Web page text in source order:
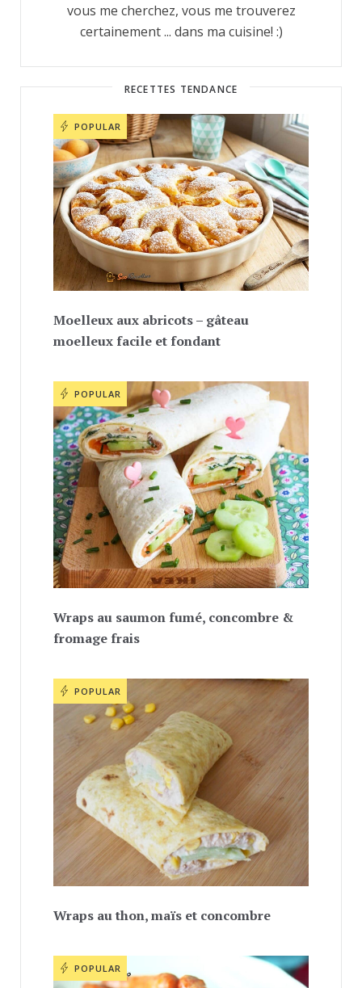
vous me cherchez, vous me trouverez
certainement ... dans ma cuisine! :)
RECETTES TENDANCE
POPULAR
Moelleux aux abricots – gâteau
moelleux facile et fondant
POPULAR
Wraps au saumon fumé, concombre &
fromage frais
POPULAR
Wraps au thon, maïs et concombre
POPULAR